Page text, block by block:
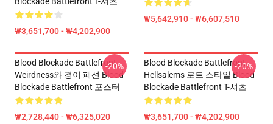
₩3,651,700 - ₩4,202,900
₩5,642,910 - ₩6,607,510
Blood Blockade Battlefront
Weirdness와 경이 패션 Blood
Blockade Battlefront 포스터
₩2,728,440 - ₩6,325,020
-20%
Blood Blockade Battlefront
Hellsalems 로트 스타일 Blood
Blockade Battlefront T-셔츠
₩3,651,700 - ₩4,202,900
-20%